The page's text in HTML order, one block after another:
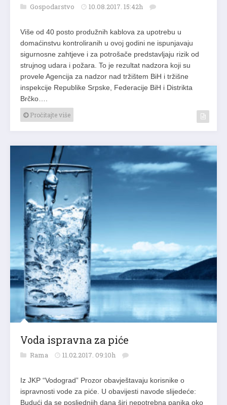
Gospodarstvo 10.08.2017. 15:42h
Više od 40 posto produžnih kablova za upotrebu u
domaćinstvu kontroliranih u ovoj godini ne ispunjavaju
sigurnosne zahtjeve i za potrošače predstavljaju rizik od
strujnog udara i požara. To je rezultat nadzora koji su
provele Agencija za nadzor nad tržištem BiH i tržišne
inspekcije Republike Srpske, Federacije BiH i Distrikta
Brčko….
Pročitajte više
Voda ispravna za piće
Rama 11.02.2017. 09:10h
Iz JKP “Vodograd” Prozor obavještavaju korisnike o
ispravnosti vode za piće. U obavijesti navode slijedeće:
Budući da se posljednjih dana širi nepotrebna panika oko